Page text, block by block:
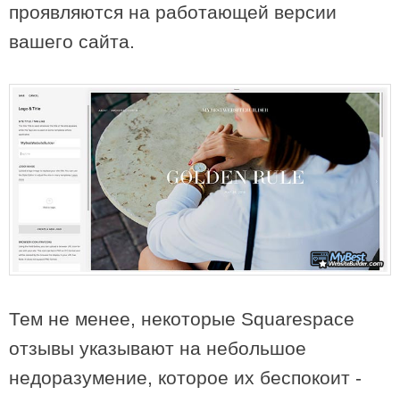
проявляются на работающей версии
вашего сайта.
Тем не менее, некоторые Squarespace
отзывы указывают на небольшое
недоразумение, которое их беспокоит -